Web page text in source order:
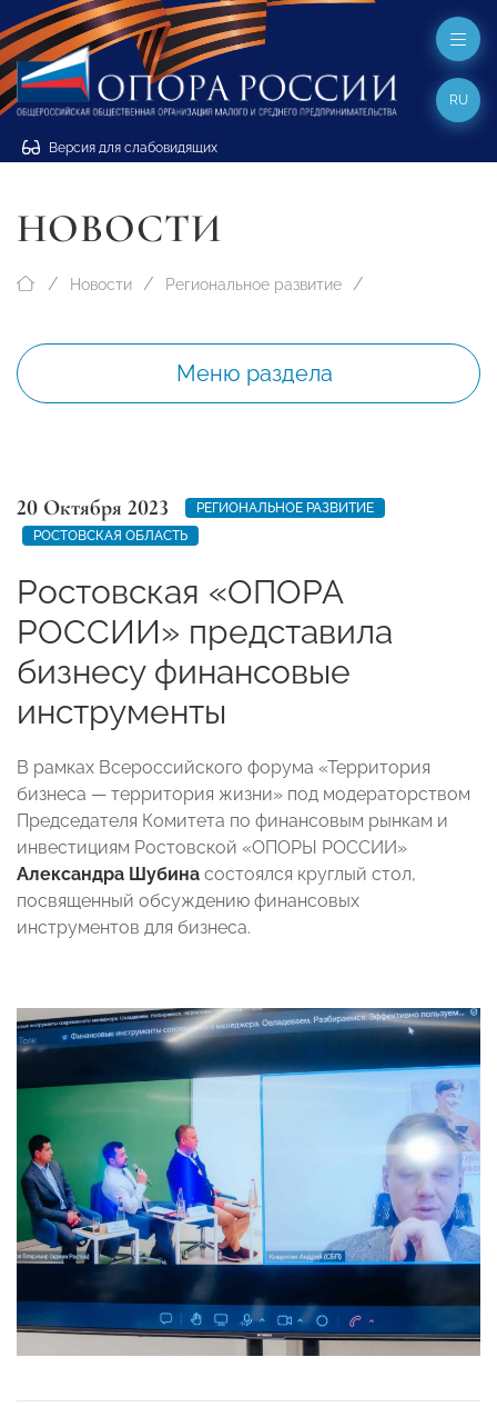
Версия для слабовидящих
RU
НОВОСТИ
Новости Региональное развитие
Меню раздела
20 Октября 2023
РЕГИОНАЛЬНОЕ РАЗВИТИЕ
РОСТОВСКАЯ ОБЛАСТЬ
Ростовская «ОПОРА
РОССИИ» представила
бизнесу финансовые
инструменты
В рамках Всероссийского форума «Территория
бизнеса — территория жизни» под модераторством
Председателя Комитета по финансовым рынкам и
инвестициям Ростовской «ОПОРЫ РОССИИ»
Александра Шубина состоялся круглый стол,
посвященный обсуждению финансовых
инструментов для бизнеса.